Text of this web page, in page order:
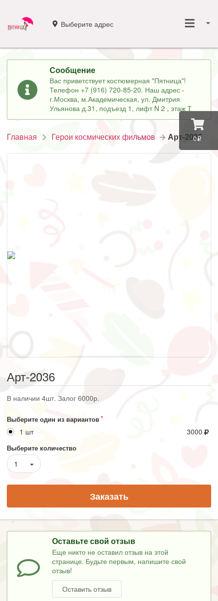
0
Выберите адрес
Сообщение
Вас приветствует костюмерная "Пятница"!
Телефон +7 (916) 720-85-20. Наш адрес -
г.Москва, м.Академическая, ул. Дмитрия
Ульянова д.31, подъезд 1, лифт N 2 , этаж Т
Главная Герои космических фильмов Арт-2036
Арт-2036
В наличии 4шт. Залог 6000р.
Выберите один из вариантов
1 шт 3000
Выберите количество
1
Заказать
Оставьте свой отзыв
Еще никто не оставил отзыв на этой
странице. Будьте первым, напишите свой
отзыв!
Оставить отзыв